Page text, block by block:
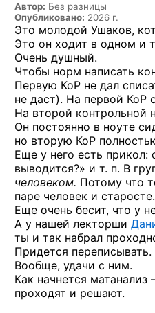
Автор: Без разницы
Опубликовано: 2026 г.
Это молодой Ушаков,
Это он ходит в одном и
Очень душный.
Чтобы норм написать
Первую КоР не дал
не даст). На первой КоР
На второй контрольной
Он постоянно в ноуте
но вторую КоР
Еще у него есть прикол:
выводится?» и т. п. В
человеком. Потому что
паре человек и старосте.
Еще очень бесит, что у
А у нашей лекторши
ты и так набрал
Придется переписывать.
Вообще, удачи с ним.
Как начнется
проходят и решают.